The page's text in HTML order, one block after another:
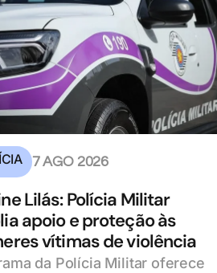
7 AGO 2026
Lilás: Polícia Militar
apoio e proteção às
vítimas de violência
da Polícia Militar oferece